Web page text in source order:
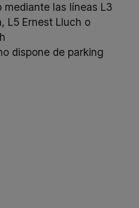
las líneas L3
L5 Ernest Lluch o
dispone de parking